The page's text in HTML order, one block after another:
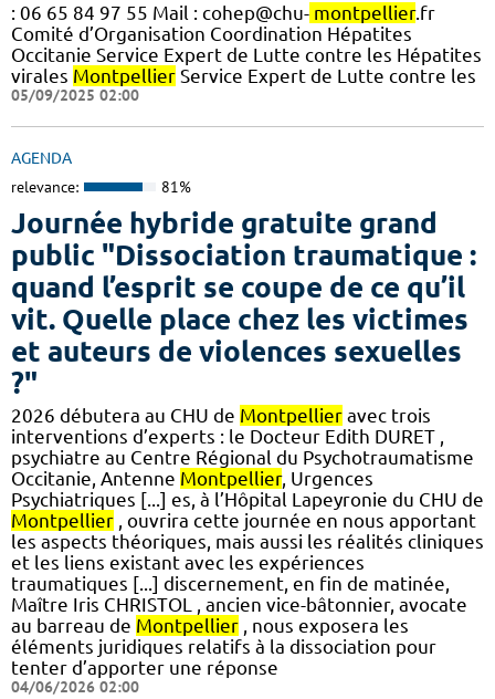
: 06 65 84 97 55 Mail : cohep@chu- montpellier.fr
Comité d’Organisation Coordination Hépatites
Occitanie Service Expert de Lutte contre les Hépatites
virales Montpellier Service Expert de Lutte contre les
05/09/2025 02:00
AGENDA
relevance: 81%
Journée hybride gratuite grand
public "Dissociation traumatique :
quand l’esprit se coupe de ce qu’il
vit. Quelle place chez les victimes
et auteurs de violences sexuelles
?"
2026 débutera au CHU de Montpellier avec trois
interventions d’experts : le Docteur Edith DURET ,
psychiatre au Centre Régional du Psychotraumatisme
Occitanie, Antenne Montpellier, Urgences
Psychiatriques [...] es, à l’Hôpital Lapeyronie du CHU de
Montpellier , ouvrira cette journée en nous apportant
les aspects théoriques, mais aussi les réalités cliniques
et les liens existant avec les expériences
traumatiques [...] discernement, en fin de matinée,
Maître Iris CHRISTOL , ancien vice-bâtonnier, avocate
au barreau de Montpellier , nous exposera les
éléments juridiques relatifs à la dissociation pour
tenter d’apporter une réponse
04/06/2026 02:00